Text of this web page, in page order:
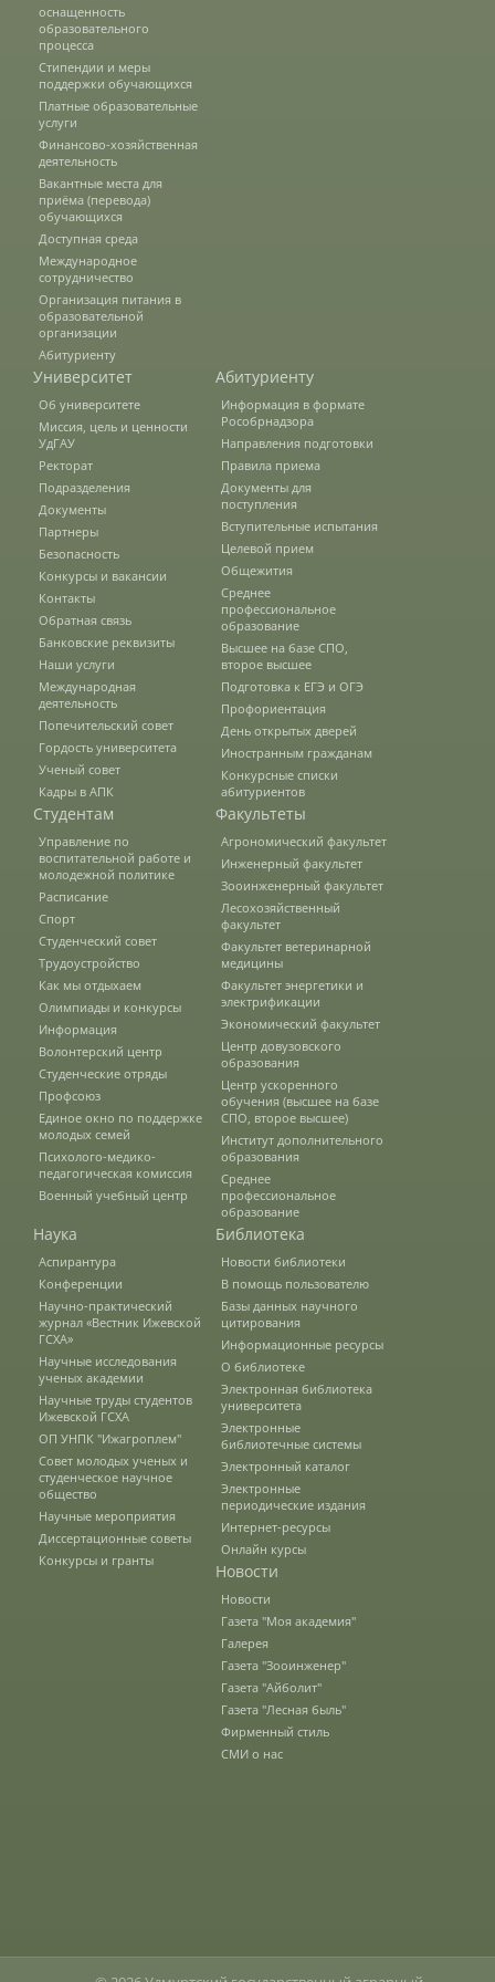
Подразделения
Документы
Федеральные документы
Условия труда на рабочих местах
Закупки
Учебный процесс
Защита персональных данных
Информация о проверках
Учетная политика
Безопасность
Противодействие коррупции
Противодействие терроризму
Предотвращение кризисных ситуаций
Ответственность за разжигание
межнациональной розни
Конкурсы и вакансии
Контакты
Обратная связь
Банковские реквизиты
Наши услуги
Организации-партнеры
Договоры о сотрудничестве
Документы
оснащенность
образовательного
процесса
Стипендии и меры
поддержки обучающихся
Платные образовательные
услуги
Финансово-хозяйственная
деятельность
Вакантные места для
приёма (перевода)
обучающихся
Доступная среда
Международное
сотрудничество
Организация питания в
образовательной
организации
Абитуриенту
Университет
Об университете
Миссия, цель и ценности
УдГАУ
Ректорат
Подразделения
Документы
Партнеры
Безопасность
Конкурсы и вакансии
Контакты
Обратная связь
Банковские реквизиты
Наши услуги
Международная
деятельность
Попечительский совет
Гордость университета
Ученый совет
Кадры в АПК
Абитуриенту
Информация в формате
Рособрнадзора
Направления подготовки
Правила приема
Документы для
поступления
Вступительные испытания
Целевой прием
Общежития
Среднее
профессиональное
образование
Высшее на базе СПО,
второе высшее
Подготовка к ЕГЭ и ОГЭ
Профориентация
День открытых дверей
Иностранным гражданам
Конкурсные списки
абитуриентов
Студентам
Управление по
воспитательной работе и
молодежной политике
Расписание
Спорт
Студенческий совет
Трудоустройство
Как мы отдыхаем
Олимпиады и конкурсы
Информация
Волонтерский центр
Студенческие отряды
Профсоюз
Единое окно по поддержке
молодых семей
Психолого-медико-
педагогическая комиссия
Военный учебный центр
Факультеты
Агрономический факультет
Инженерный факультет
Зооинженерный факультет
Лесохозяйственный
факультет
Факультет ветеринарной
медицины
Факультет энергетики и
электрификации
Экономический факультет
Центр довузовского
образования
Центр ускоренного
обучения (высшее на базе
СПО, второе высшее)
Институт дополнительного
образования
Среднее
профессиональное
образование
Наука
Аспирантура
Конференции
Научно-практический
журнал «Вестник Ижевской
ГСХА»
Научные исследования
ученых академии
Научные труды студентов
Ижевской ГСХА
ОП УНПК "Ижагроплем"
Совет молодых ученых и
студенческое научное
общество
Научные мероприятия
Диссертационные советы
Конкурсы и гранты
Библиотека
Новости библиотеки
В помощь пользователю
Базы данных научного
цитирования
Информационные ресурсы
О библиотеке
Электронная библиотека
университета
Электронные
библиотечные системы
Электронный каталог
Электронные
периодические издания
Интернет-ресурсы
Онлайн курсы
Новости
Новости
Газета "Моя академия"
Галерея
Газета "Зооинженер"
Газета "Айболит"
Газета "Лесная быль"
Фирменный стиль
СМИ о нас